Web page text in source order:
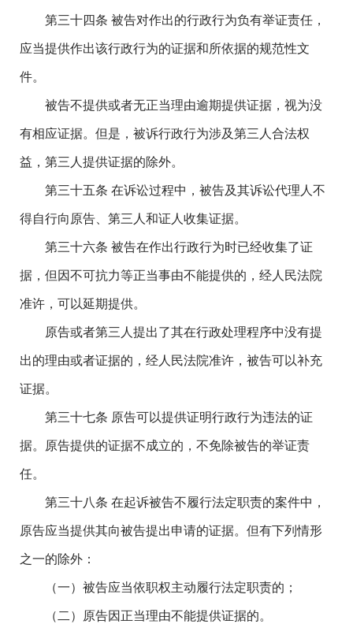
第三十四条 被告对作出的行政行为负有举证责任，
应当提供作出该行政行为的证据和所依据的规范性文
件。
被告不提供或者无正当理由逾期提供证据，视为没
有相应证据。但是，被诉行政行为涉及第三人合法权
益，第三人提供证据的除外。
第三十五条 在诉讼过程中，被告及其诉讼代理人不
得自行向原告、第三人和证人收集证据。
第三十六条 被告在作出行政行为时已经收集了证
据，但因不可抗力等正当事由不能提供的，经人民法院
准许，可以延期提供。
原告或者第三人提出了其在行政处理程序中没有提
出的理由或者证据的，经人民法院准许，被告可以补充
证据。
第三十七条 原告可以提供证明行政行为违法的证
据。原告提供的证据不成立的，不免除被告的举证责
任。
第三十八条 在起诉被告不履行法定职责的案件中，
原告应当提供其向被告提出申请的证据。但有下列情形
之一的除外：
（一）被告应当依职权主动履行法定职责的；
（二）原告因正当理由不能提供证据的。